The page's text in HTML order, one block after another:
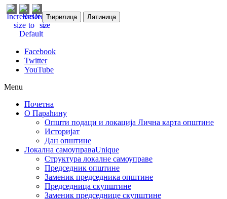
Ћирилица Латиница
Facebook
Twitter
YouTube
Menu
Почетна
О Параћину
Општи подаци и локација Лична карта општине
Историјат
Дан општине
Локална самоуправаUnique
Структура локалне самоуправе
Председник општине
Заменик председника општине
Председница скупштине
Заменик председнице скупштине